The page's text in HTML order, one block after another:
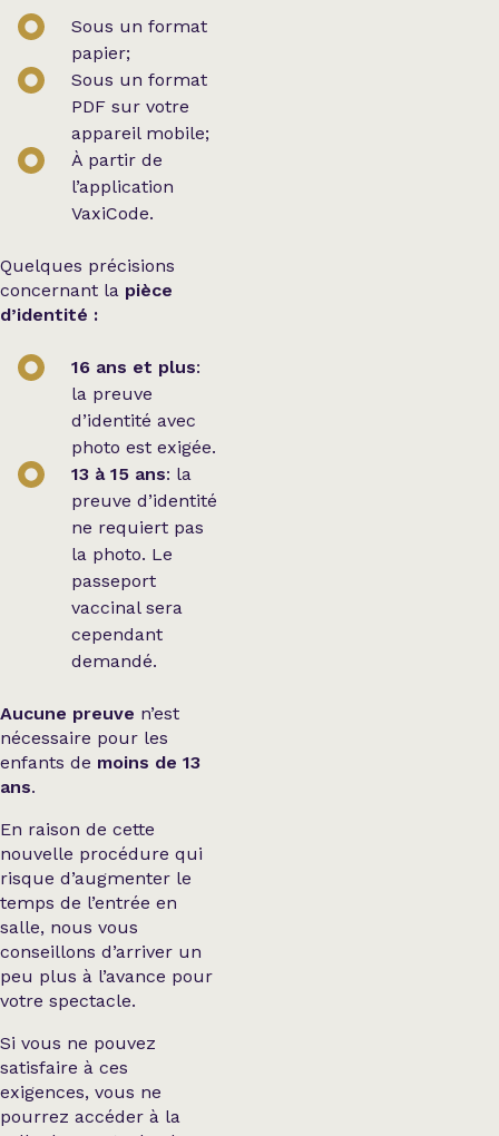
Sous un format
papier;
Sous un format
PDF sur votre
appareil mobile;
À partir de
l’application
VaxiCode.
Quelques précisions
concernant la pièce
d’identité :
16 ans et plus:
la preuve
d’identité avec
photo est exigée.
13 à 15 ans: la
preuve d’identité
ne requiert pas
la photo. Le
passeport
vaccinal sera
cependant
demandé.
Aucune preuve n’est
nécessaire pour les
enfants de moins de 13
ans.
En raison de cette
nouvelle procédure qui
risque d’augmenter le
temps de l’entrée en
salle, nous vous
conseillons d’arriver un
peu plus à l’avance pour
votre spectacle.
Si vous ne pouvez
satisfaire à ces
exigences, vous ne
pourrez accéder à la